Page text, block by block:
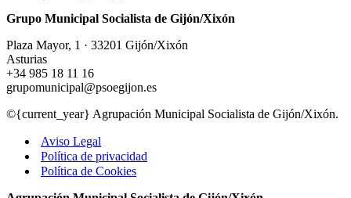
Grupo Municipal Socialista de Gijón/Xixón
Plaza Mayor, 1 · 33201 Gijón/Xixón
Asturias
+34 985 18 11 16
grupomunicipal@psoegijon.es
©{current_year} Agrupación Municipal Socialista de Gijón/Xixón.
Aviso Legal
Política de privacidad
Política de Cookies